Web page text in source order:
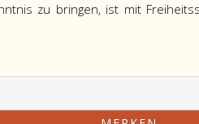
zu bringen, ist mit